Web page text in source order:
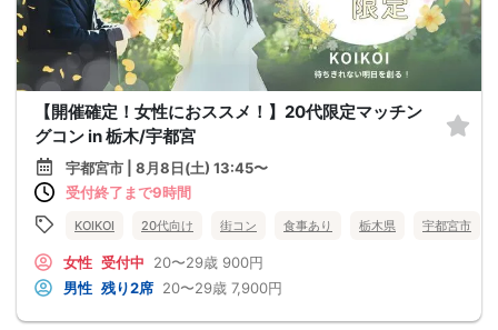
【開催確定！女性におススメ！】20代限定マッチン
グコン in 栃木/宇都宮
宇都宮市 | 8月8日(土) 13:45〜
受付終了まで9時間
KOIKOI 20代向け 街コン 食事あり 栃木県 宇都宮市
女性 受付中 20〜29歳 900円
男性 残り2席 20〜29歳 7,900円